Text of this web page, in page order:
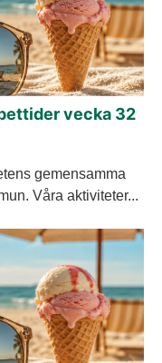
vecka 32
gemensamma
Våra aktiviteter...